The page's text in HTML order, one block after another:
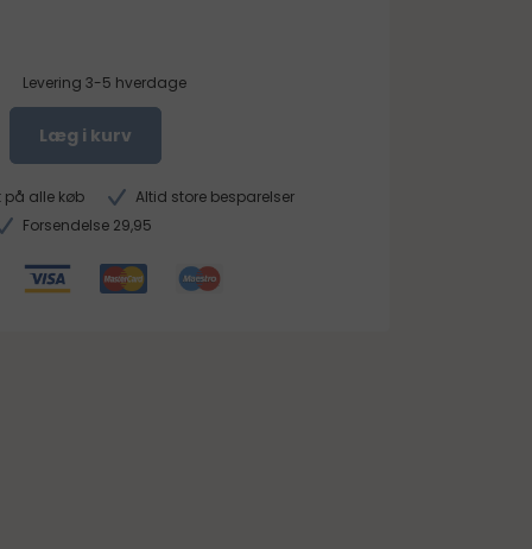
Levering 3-5 hverdage
Læg i kurv
på alle køb
Altid store besparelser
Forsendelse 29,95